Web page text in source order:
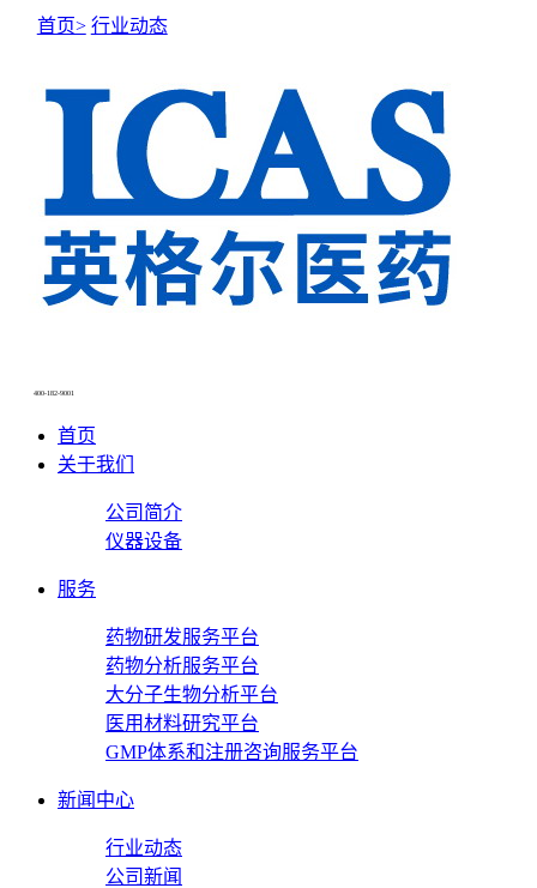
400-182-9001
首页
关于我们
公司简介
仪器设备
服务
药物研发服务平台
药物分析服务平台
大分子生物分析平台
医用材料研究平台
GMP体系和注册咨询服务平台
新闻中心
行业动态
公司新闻
NEWS CENTER
首页> 行业动态